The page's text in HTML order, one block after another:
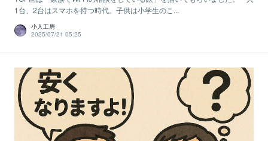
1台、2台はスマホを持つ時代。子供は小学生のこ...
小人工房
2025/07/21 05:25